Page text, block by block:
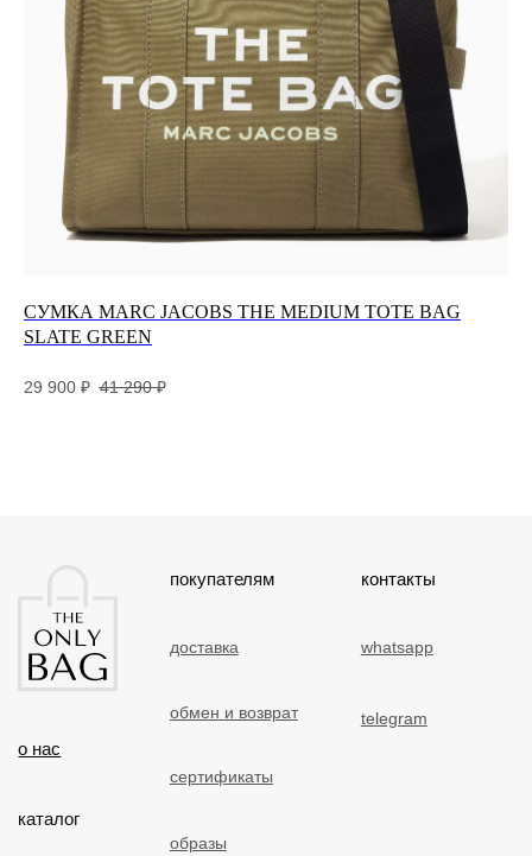
СУМКА MARC JACOBS THE MEDIUM TOTE BAG
SLATE GREEN
29 900 ₽ 41 290 ₽
публичная оферта
политика конфиденциальности
отзывы
Разработка и дизайн сайта